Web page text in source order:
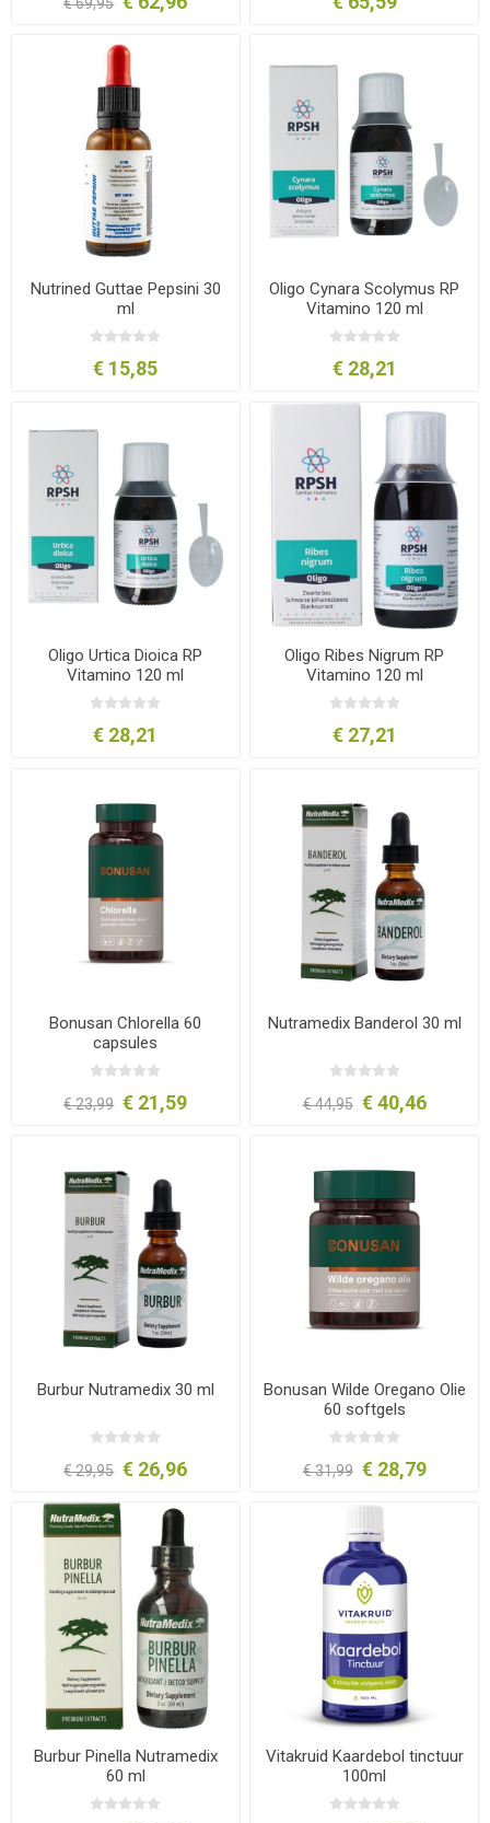
Nutrined Guttae Pepsini 30
ml
€ 15,85
Oligo Cynara Scolymus RP
Vitamino 120 ml
€ 28,21
Oligo Urtica Dioica RP
Vitamino 120 ml
€ 28,21
Oligo Ribes Nigrum RP
Vitamino 120 ml
€ 27,21
Bonusan Chlorella 60
capsules
€ 23,99 € 21,59
Nutramedix Banderol 30 ml
€ 44,95 € 40,46
Burbur Nutramedix 30 ml
€ 29,95 € 26,96
Bonusan Wilde Oregano Olie
60 softgels
€ 31,99 € 28,79
Burbur Pinella Nutramedix
60 ml
Vitakruid Kaardebol tinctuur
100ml